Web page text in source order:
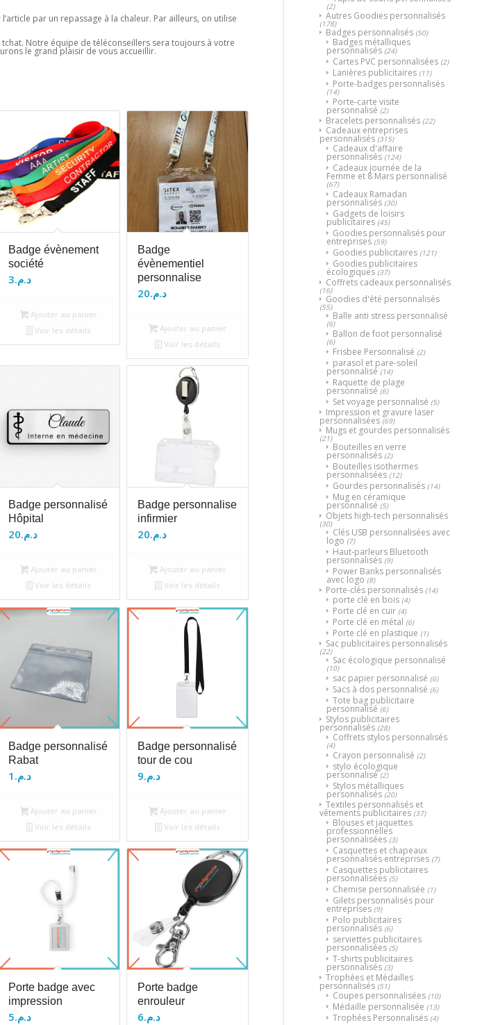
par un repassage à la chaleur. Par ailleurs, on utilise
Notre équipe de téléconseillers sera toujours à votre
le grand plaisir de vous accueillir.
Badge évènement
société
د.م.3
Ajouter au panier
Voir les détails
Badge
évènementiel
personnalise
د.م.20
Ajouter au panier
Voir les détails
Badge personnalisé
Hôpital
د.م.20
Ajouter au panier
Voir les détails
Badge personnalise
infirmier
د.م.20
Ajouter au panier
Voir les détails
Badge personnalisé
Rabat
د.م. 1
Ajouter au panier
Voir les détails
Badge personnalisé
tour de cou
د.م.9
Ajouter au panier
Voir les détails
Porte badge avec
impression
د.م.5
Porte badge
enrouleur
د.م.6
(2)
Autres Goodies personnalisés
(178)
Badges personnalisés (50)
Badges métalliques
personnalisés (24)
Cartes PVC personnalisées (2)
Lanières publicitaires (11)
Porte-badges personnalisés
(14)
Porte-carte visite
personnalisé (2)
Bracelets personnalisés (22)
Cadeaux entreprises
personnalisés (315)
Cadeaux d'affaire
personnalisés (124)
Cadeaux journée de la
Femme et 8 Mars personnalisé
(67)
Cadeaux Ramadan
personnalisés (30)
Gadgets de loisirs
publicitaires (45)
Goodies personnalisés pour
entreprises (59)
Goodies publicitaires (121)
Goodies publicitaires
écologiques (37)
Coffrets cadeaux personnalisés
(16)
Goodies d'été personnalisés
(55)
Balle anti stress personnalisé
(6)
Ballon de foot personnalisé
(6)
Frisbee Personnalisé (2)
parasol et pare-soleil
personnalisé (14)
Raquette de plage
personnalisé (6)
Set voyage personnalisé (5)
Impression et gravure laser
personnalisées (69)
Mugs et gourdes personnalisés
(21)
Bouteilles en verre
personnalisés (2)
Bouteilles isothermes
personnalisées (12)
Gourdes personnalisés (14)
Mug en céramique
personnalisé (5)
Objets high-tech personnalisés
(30)
Clés USB personnalisées avec
logo (7)
Haut-parleurs Bluetooth
personnalisés (9)
Power Banks personnalisés
avec logo (8)
Porte-clés personnalisés (14)
porte clé en bois (4)
Porte clé en cuir (4)
Porte clé en métal (6)
Porte clé en plastique (1)
Sac publicitaires personnalisés
(22)
Sac écologique personnalisé
(10)
sac papier personnalisé (6)
Sacs à dos personnalisé (6)
Tote bag publicitaire
personnalisé (6)
Stylos publicitaires
personnalisés (28)
Coffrets stylos personnalisés
(4)
Crayon personnalisé (2)
stylo écologique
personnalisé (2)
Stylos métalliques
personnalisés (20)
Textiles personnalisés et
vêtements publicitaires (37)
Blouses et jaquettes
professionnelles
personnalisées (3)
Casquettes et chapeaux
personnalisés entreprises (7)
Casquettes publicitaires
personnalisées (5)
Chemise personnalisée (1)
Gilets personnalisés pour
entreprises (9)
Polo publicitaires
personnalisés (6)
serviettes publicitaires
personnalisées (5)
T-shirts publicitaires
personnalisés (3)
Trophées et Médailles
personnalisés (51)
Coupes personnalisées (10)
Médaille personnalisée (13)
Trophées Personnalisés (4)